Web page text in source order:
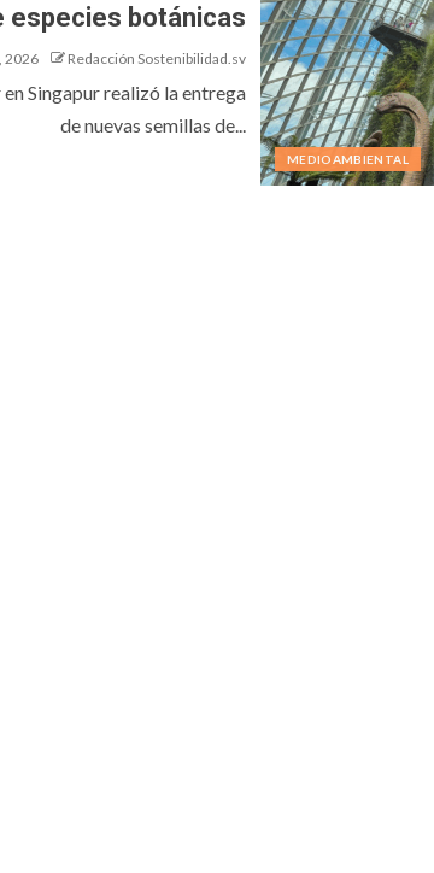
MEDIOAMBIENTAL
especies botánicas
2026 Redacción Sostenibilidad.sv
Singapur realizó la entrega
de nuevas semillas de...